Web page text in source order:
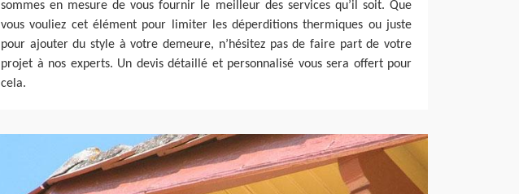
sommes en mesure de vous fournir le meilleur des services qu’il soit. Que
vous vouliez cet élément pour limiter les déperditions thermiques ou juste
pour ajouter du style à votre demeure, n’hésitez pas de faire part de votre
projet à nos experts. Un devis détaillé et personnalisé vous sera offert pour
cela.